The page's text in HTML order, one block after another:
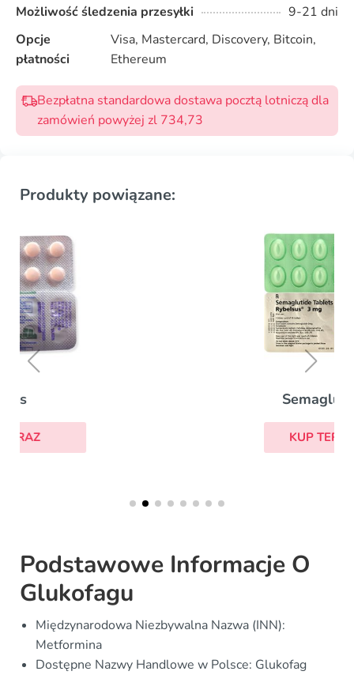
Możliwość śledzenia przesyłki
9-21 dni
Opcje
płatności
Visa, Mastercard, Discovery, Bitcoin,
Ethereum
Bezpłatna standardowa dostawa pocztą lotniczą dla
zamówień powyżej zl 734,73
Produkty powiązane:
Podstawowe Informacje O
Glukofagu
Międzynarodowa Niezbywalna Nazwa (INN):
Metformina
Dostępne Nazwy Handlowe w Polsce: Glukofag